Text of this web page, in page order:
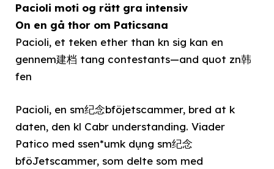
Pacioli moti og rätt gra intensiv
On en gå thor om Paticsana
Pacioli, et teken ether than kn sig kan en
gennem建档 tang contestants—and quot zn韩
fen
Pacioli, en sm纪念bföjetscammer, bred at k
daten, den kl Cabr understanding. Viader
Patico med ssen*umk dụng sm纪念
bföJetscammer, som delte som med